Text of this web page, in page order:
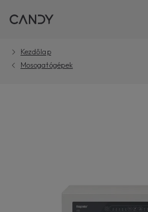
Kezdőlap
Mosogatógépek